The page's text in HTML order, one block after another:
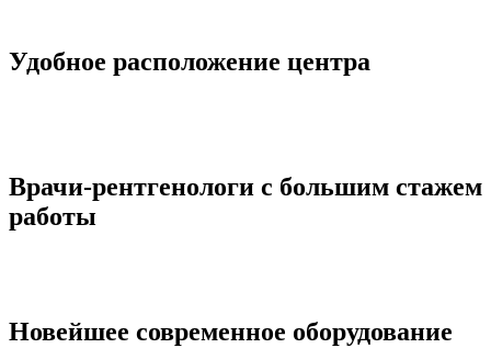
Удобное расположение центра
Врачи-рентгенологи с большим стажем
работы
Новейшее современное оборудование